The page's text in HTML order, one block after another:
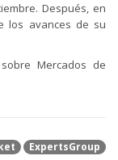
Después, en
los avances de su
Mercados de
ExpertsGroup